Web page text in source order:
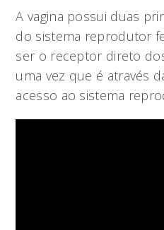
A vagina possui duas
do sistema reprodutor
ser o receptor direto
uma vez que é através
acesso ao sistema